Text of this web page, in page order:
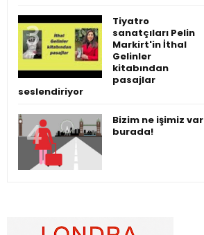
Tiyatro
sanatçıları Pelin
Markirt'in İthal
Gelinler
kitabından
pasajlar
seslendiriyor
Bizim ne işimiz var
burada!